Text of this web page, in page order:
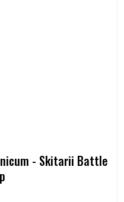
- Skitarii Battle